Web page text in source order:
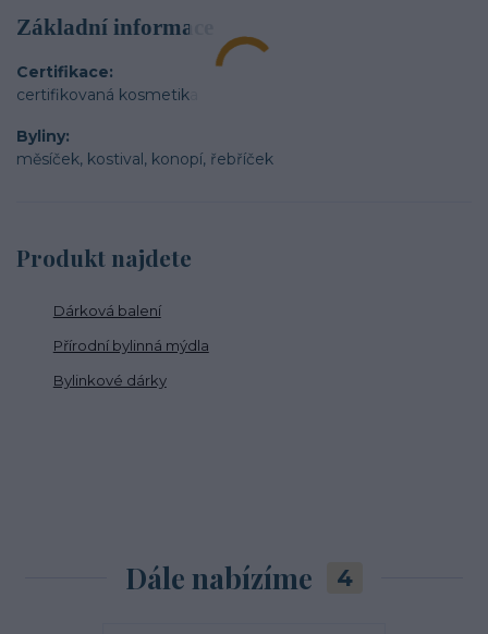
Základní informace
Certifikace
certifikovaná kosmetika
Byliny
měsíček, kostival, konopí, řebříček
Produkt najdete
Dárková balení
Přírodní bylinná mýdla
Bylinkové dárky
Dále nabízíme 4